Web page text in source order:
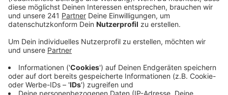
Veröffentlicht:Dienstag, 08.08.2023 06:36
Besonders viel erhoffen sich die Ermittler von
Zeugenhinweisen zu einer Tonaufnahme, auf der der